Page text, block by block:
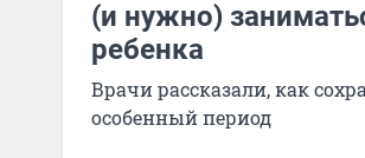
(и нужно)
ребенка
Врачи рассказали, как
особенный период